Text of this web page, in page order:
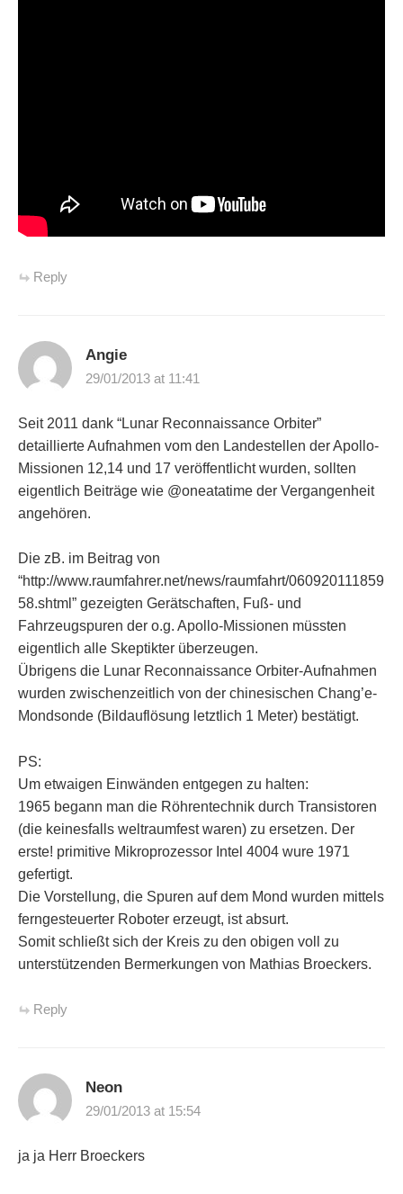
Reply
Angie
29/01/2013 at 11:41
Seit 2011 dank “Lunar Reconnaissance Orbiter”
detaillierte Aufnahmen vom den Landestellen der Apollo-
Missionen 12,14 und 17 veröffentlicht wurden, sollten
eigentlich Beiträge wie @oneatatime der Vergangenheit
angehören.
Die zB. im Beitrag von
“http://www.raumfahrer.net/news/raumfahrt/060920111859
58.shtml” gezeigten Gerätschaften, Fuß- und
Fahrzeugspuren der o.g. Apollo-Missionen müssten
eigentlich alle Skeptikter überzeugen.
Übrigens die Lunar Reconnaissance Orbiter-Aufnahmen
wurden zwischenzeitlich von der chinesischen Chang’e-
Mondsonde (Bildauflösung letztlich 1 Meter) bestätigt.
PS:
Um etwaigen Einwänden entgegen zu halten:
1965 begann man die Röhrentechnik durch Transistoren
(die keinesfalls weltraumfest waren) zu ersetzen. Der
erste! primitive Mikroprozessor Intel 4004 wure 1971
gefertigt.
Die Vorstellung, die Spuren auf dem Mond wurden mittels
ferngesteuerter Roboter erzeugt, ist absurt.
Somit schließt sich der Kreis zu den obigen voll zu
unterstützenden Bermerkungen von Mathias Broeckers.
Reply
Neon
29/01/2013 at 15:54
ja ja Herr Broeckers